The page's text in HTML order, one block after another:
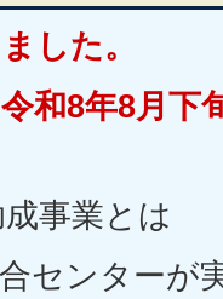
した。
和8年8月下
事業とは
センターが